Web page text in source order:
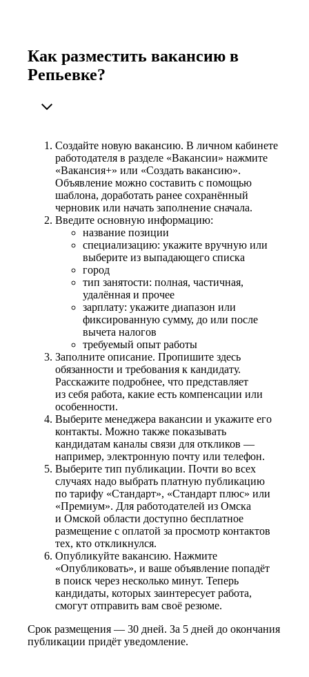
Как разместить вакансию в
Репьевке?
Создайте новую вакансию. В личном кабинете
работодателя в разделе «Вакансии» нажмите
«Вакансия+» или «Создать вакансию».
Объявление можно составить с помощью
шаблона, доработать ранее сохранённый
черновик или начать заполнение сначала.
Введите основную информацию:
название позиции
специализацию: укажите вручную или
выберите из выпадающего списка
город
тип занятости: полная, частичная,
удалённая и прочее
зарплату: укажите диапазон или
фиксированную сумму, до или после
вычета налогов
требуемый опыт работы
Заполните описание. Пропишите здесь
обязанности и требования к кандидату.
Расскажите подробнее, что представляет
из себя работа, какие есть компенсации или
особенности.
Выберите менеджера вакансии и укажите его
контакты. Можно также показывать
кандидатам каналы связи для откликов —
например, электронную почту или телефон.
Выберите тип публикации. Почти во всех
случаях надо выбрать платную публикацию
по тарифу «Стандарт», «Стандарт плюс» или
«Премиум». Для работодателей из Омска
и Омской области доступно бесплатное
размещение с оплатой за просмотр контактов
тех, кто откликнулся.
Опубликуйте вакансию. Нажмите
«Опубликовать», и ваше объявление попадёт
в поиск через несколько минут. Теперь
кандидаты, которых заинтересует работа,
смогут отправить вам своё резюме.
Срок размещения — 30 дней. За 5 дней до окончания
публикации придёт уведомление.